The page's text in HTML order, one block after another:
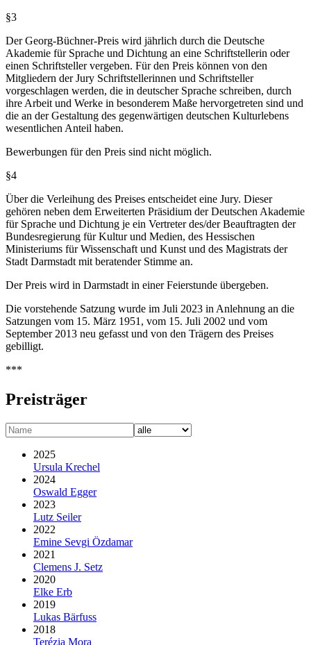
§3
Der Georg-Büchner-Preis wird jährlich durch die Deutsche
Akademie für Sprache und Dichtung an eine Schriftstellerin oder
einen Schriftsteller vergeben. Für den Preis können von den
Mitgliedern der Jury Schriftstellerinnen und Schriftsteller
vorgeschlagen werden, die in deutscher Sprache schreiben, durch
ihre Arbeit und Werke in besonderem Maße hervorgetreten sind und
die an der Gestaltung des gegenwärtigen deutschen Kulturlebens
wesentlichen Anteil haben.
Bewerbungen für den Preis sind nicht möglich.
§4
Über die Verleihung des Preises entscheidet eine Jury. Dieser
gehören neben dem Erweiterten Präsidium der Deutschen Akademie
für Sprache und Dichtung je ein Vertreter des/der Beauftragten der
Bundesregierung für Kultur und Medien, des Hessischen
Ministeriums für Wissenschaft und Kunst und des Magistrats der
Stadt Darmstadt mit beratender Stimme an.
Der Preis wird in Darmstadt in einer Feierstunde übergeben.
Die vorstehende Satzung wurde im Juli 2023 in Anlehnung an die
Satzungen vom 15. März 1951, vom 15. Juli 2002 und vom
September 2013 neu gefasst und von den Trägern des Preises
gebilligt.
***
Preisträger
2025
Ursula Krechel
2024
Oswald Egger
2023
Lutz Seiler
2022
Emine Sevgi Özdamar
2021
Clemens J. Setz
2020
Elke Erb
2019
Lukas Bärfuss
2018
Terézia Mora